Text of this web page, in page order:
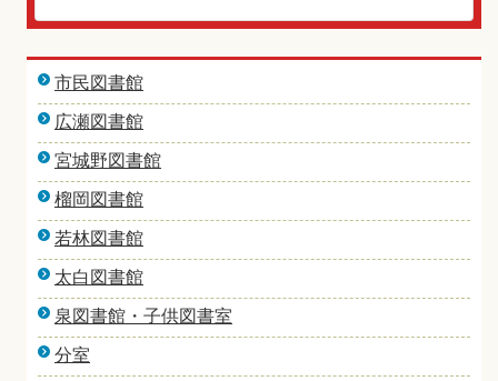
市民図書館
広瀬図書館
宮城野図書館
榴岡図書館
若林図書館
太白図書館
泉図書館・子供図書室
分室